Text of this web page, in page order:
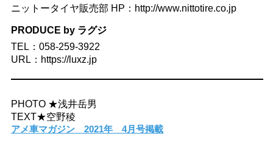
ニットータイヤ販売部 HP：http://www.nittotire.co.jp
PRODUCE by ラグジ
TEL：058-259-3922
URL：https://luxz.jp
PHOTO ★浅井岳男
TEXT★空野稜
アメ車マガジン 2021年 4月号掲載